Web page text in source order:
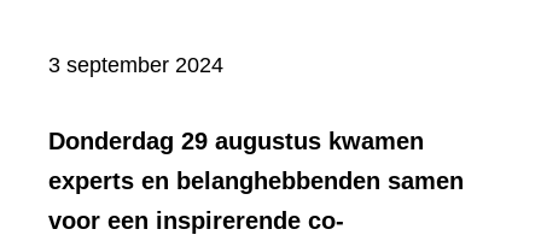
3 september 2024Bevat
element:
Foto
Donderdag 29 augustus kwamen
experts en belanghebbenden samen
voor een inspirerende co-